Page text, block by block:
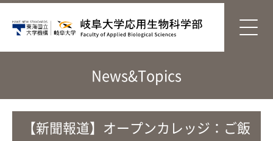
News&Topics
【新聞報道】オープンカレッジ：ご飯